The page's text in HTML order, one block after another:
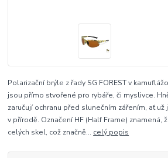
Polarizační brýle z řady SG FOREST v
jsou přímo stvořené pro rybáře, či myslivce.
zaručují ochranu před slunečním zářením, ať
v přírodě. Označení HF (Half Frame) znamená,
celých skel, což značně... celý popis